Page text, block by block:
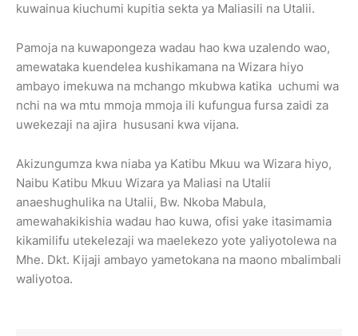
kuwainua kiuchumi kupitia sekta ya Maliasili na Utalii.
Pamoja na kuwapongeza wadau hao kwa uzalendo wao,
amewataka kuendelea kushikamana na Wizara hiyo
ambayo imekuwa na mchango mkubwa katika uchumi wa
nchi na wa mtu mmoja mmoja ili kufungua fursa zaidi za
uwekezaji na ajira hususani kwa vijana.
Akizungumza kwa niaba ya Katibu Mkuu wa Wizara hiyo,
Naibu Katibu Mkuu Wizara ya Maliasi na Utalii
anaeshughulika na Utalii, Bw. Nkoba Mabula,
amewahakikishia wadau hao kuwa, ofisi yake itasimamia
kikamilifu utekelezaji wa maelekezo yote yaliyotolewa na
Mhe. Dkt. Kijaji ambayo yametokana na maono mbalimbali
waliyotoa.